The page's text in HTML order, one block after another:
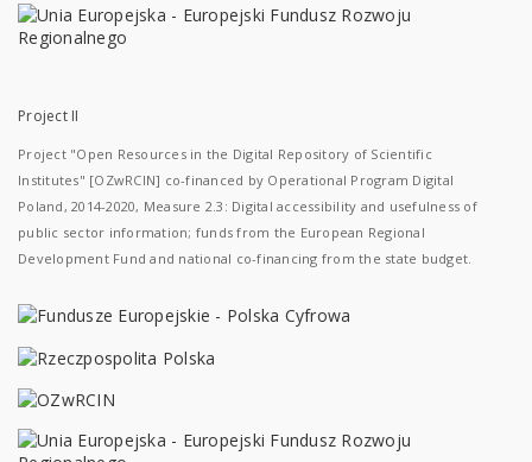
Project II
Project "Open Resources in the Digital Repository of Scientific
Institutes" [OZwRCIN] co-financed by Operational Program Digital
Poland, 2014-2020, Measure 2.3: Digital accessibility and usefulness of
public sector information; funds from the European Regional
Development Fund and national co-financing from the state budget.